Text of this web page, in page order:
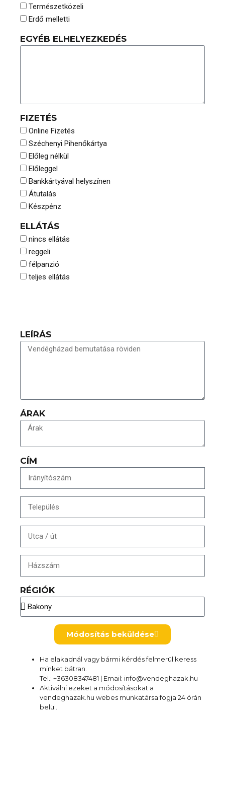
Természetközeli
Erdő melletti
EGYÉB ELHELYEZKEDÉS
FIZETÉS
Online Fizetés
Széchenyi Pihenőkártya
Előleg nélkül
Előleggel
Bankkártyával helyszínen
Átutalás
Készpénz
ELLÁTÁS
nincs ellátás
reggeli
félpanzió
teljes ellátás
LEÍRÁS
ÁRAK
CÍM
RÉGIÓK
Módosítás beküldése
Ha elakadnál vagy bármi kérdés felmerül keress
minket bátran.
Tel.: +36308347481 | Email: info@vendeghazak.hu
Aktiválni ezeket a módosításokat a
vendeghazak.hu webes munkatársa fogja 24 órán
belül.